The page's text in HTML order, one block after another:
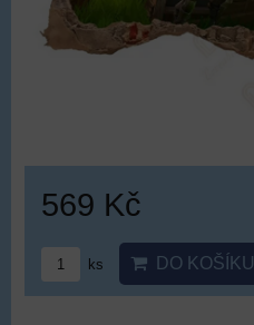
569 Kč
ks DO KOŠÍKU